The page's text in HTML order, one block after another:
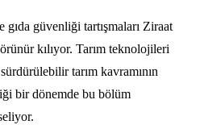
güvenliği tartışmaları Ziraat
kılıyor. Tarım teknolojileri
tarım kavramının
bir dönemde bu bölüm